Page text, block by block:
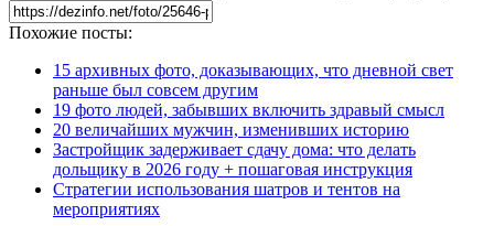
Похожие посты:
15 архивных фото, доказывающих, что дневной свет
раньше был совсем другим
19 фото людей, забывших включить здравый смысл
20 величайших мужчин, изменивших историю
Застройщик задерживает сдачу дома: что делать
дольщику в 2026 году + пошаговая инструкция
Стратегии использования шатров и тентов на
мероприятиях